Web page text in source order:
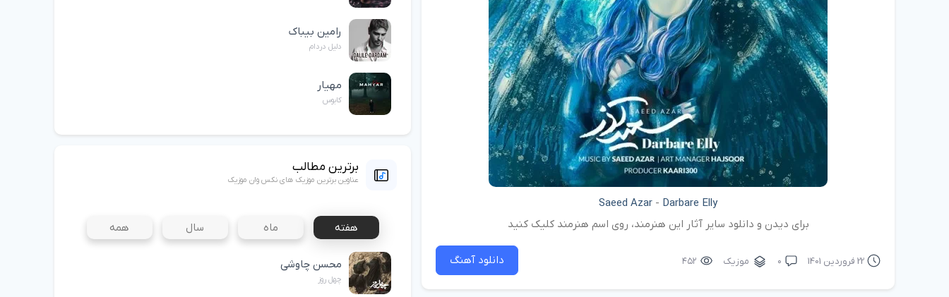
Saeed Azar - Darbare Elly
برای دیدن و دانلود سایر آثار این هنرمند، روی اسم هنرمند کلیک کنید
22 فروردین 1401 ۰ موزیک ۴۵۲ دانلود آهنگ
رامین بیباک
دلیل دردام
مهیار
کابوس
برترین مطالب
عناوین برترین موزیک های نکس وان موزیک
هفته ماه سال همه
محسن چاوشی
چهل روز